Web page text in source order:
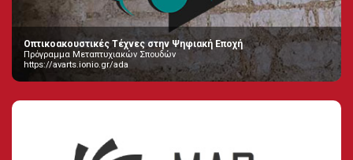
Οπτικοακουστικές Τέχνες στην Ψηφιακή Εποχή
Πρόγραμμα Μεταπτυχιακών Σπουδών
https://avarts.ionio.gr/ada